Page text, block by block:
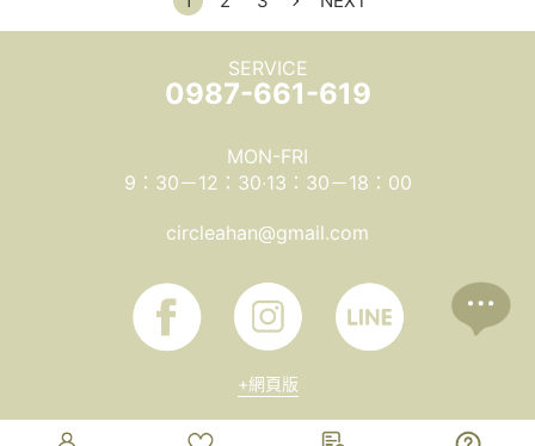
SERVICE
0987-661-619
MON-FRI
9：30－12：30‧13：30－18：00
circleahan@gmail.com
+網頁版